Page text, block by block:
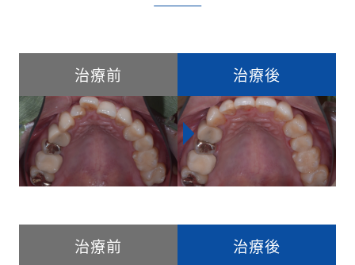
治療前 治療後
治療前 治療後